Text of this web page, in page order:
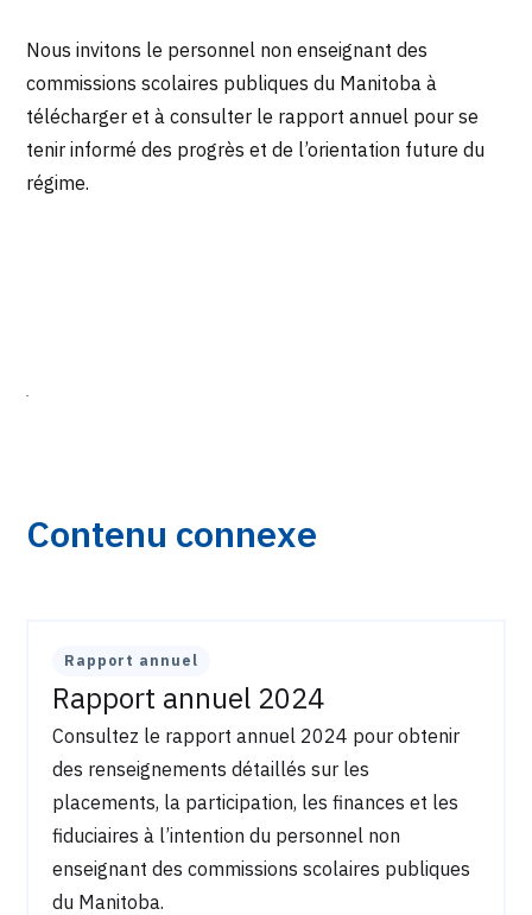
Nous invitons le personnel non enseignant des
commissions scolaires publiques du Manitoba à
télécharger et à consulter le rapport annuel pour se
tenir informé des progrès et de l’orientation future du
régime.
Contenu connexe
Rapport annuel
Rapport annuel 2024
Consultez le rapport annuel 2024 pour obtenir
des renseignements détaillés sur les
placements, la participation, les finances et les
fiduciaires à l’intention du personnel non
enseignant des commissions scolaires publiques
du Manitoba.